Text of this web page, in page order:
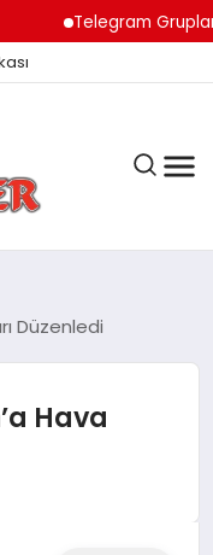
Telegram Grupları
Düzenledi
Hava